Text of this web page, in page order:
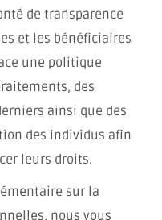
de transparence
et les bénéficiaires
une politique
des
ainsi que des
des individus afin
leurs droits.
sur la
nous vous